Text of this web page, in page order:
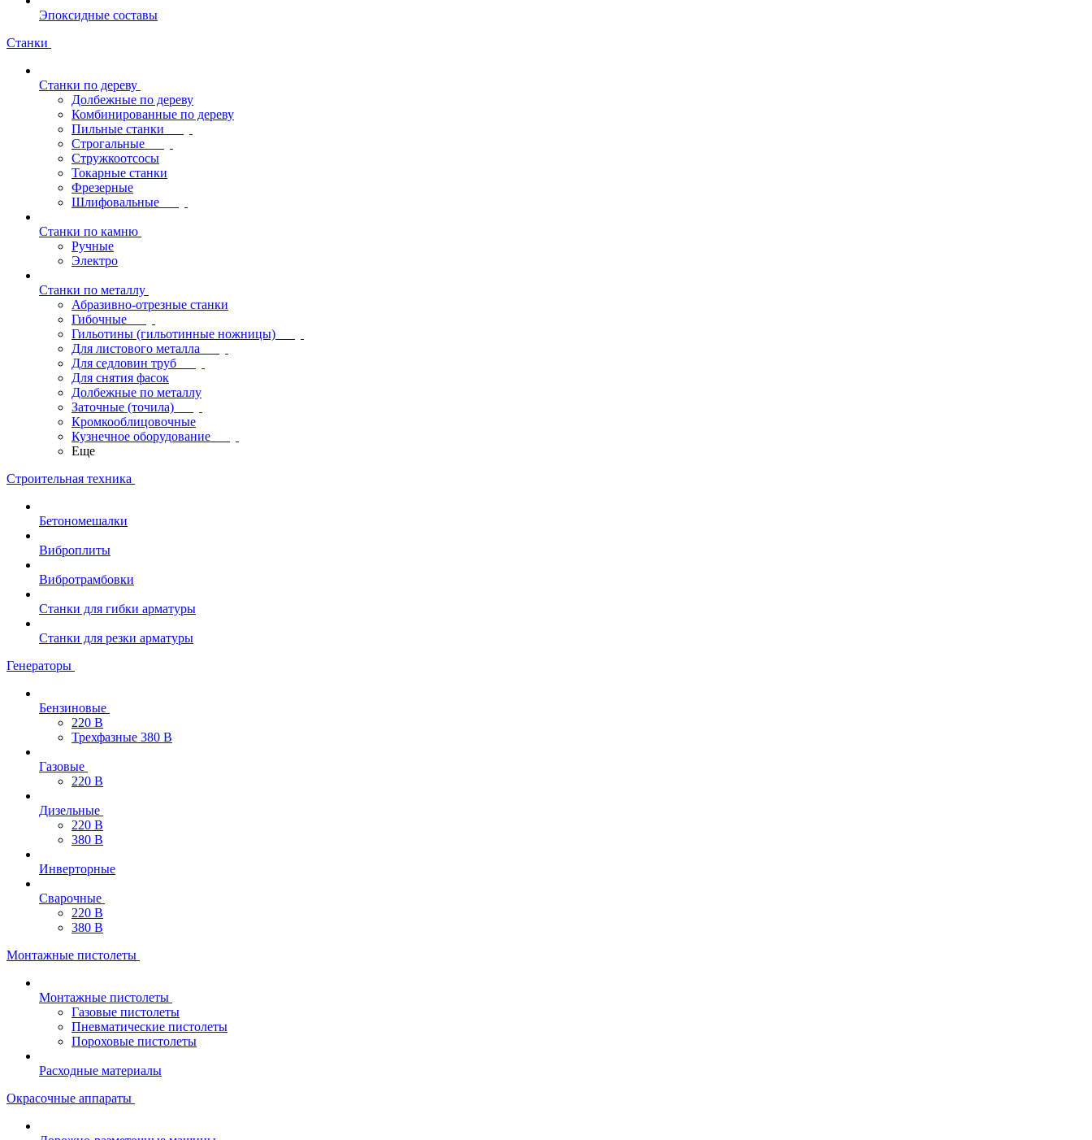
Эпоксидные составы
Станки
Станки по дереву
Долбежные по дереву
Комбинированные по дереву
Пильные станки
Строгальные
Стружкоотсосы
Токарные станки
Фрезерные
Шлифовальные
Станки по камню
Ручные
Электро
Станки по металлу
Абразивно-отрезные станки
Гибочные
Гильотины (гильотинные ножницы)
Для листового металла
Для седловин труб
Для снятия фасок
Долбежные по металлу
Заточные (точила)
Кромкооблицовочные
Кузнечное оборудование
Еще
Строительная техника
Бетономешалки
Виброплиты
Вибротрамбовки
Станки для гибки арматуры
Станки для резки арматуры
Генераторы
Бензиновые
220 В
Трехфазные 380 В
Газовые
220 В
Дизельные
220 В
380 В
Инверторные
Сварочные
220 В
380 В
Монтажные пистолеты
Монтажные пистолеты
Газовые пистолеты
Пневматические пистолеты
Пороховые пистолеты
Расходные материалы
Окрасочные аппараты